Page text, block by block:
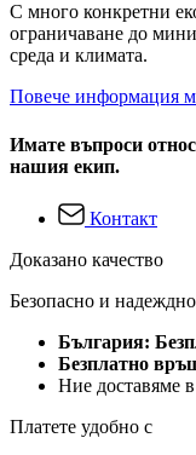
С много конкретни
ограничаване до
среда и климата.
Повече информация
Имате въпроси
нашия екип.
Контакт
Доказано качество
Безопасно и
България:
Безплатно
Ние доставяме в
Платете удобно с